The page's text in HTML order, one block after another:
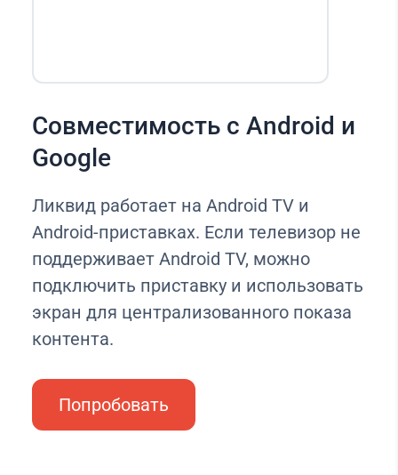
Совместимость с Android и
Google
Ликвид работает на Android TV и
Android-приставках. Если телевизор не
поддерживает Android TV, можно
подключить приставку и использовать
экран для централизованного показа
контента.
Попробовать